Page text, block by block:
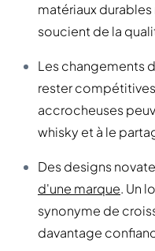
matériaux
soucient de la
Les changements
rester
accrocheuses
whisky et à le
Des designs
d'une marque. Un
synonyme de
davantage